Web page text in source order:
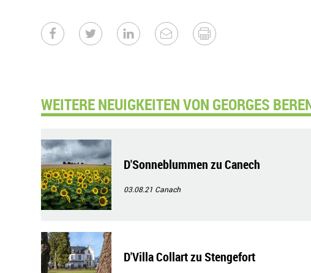
WEITERE NEUIGKEITEN VON GEORGES
D'Sonneblummen zu Canech
03.08.21 Canach
D'Villa Collart zu Stengefort